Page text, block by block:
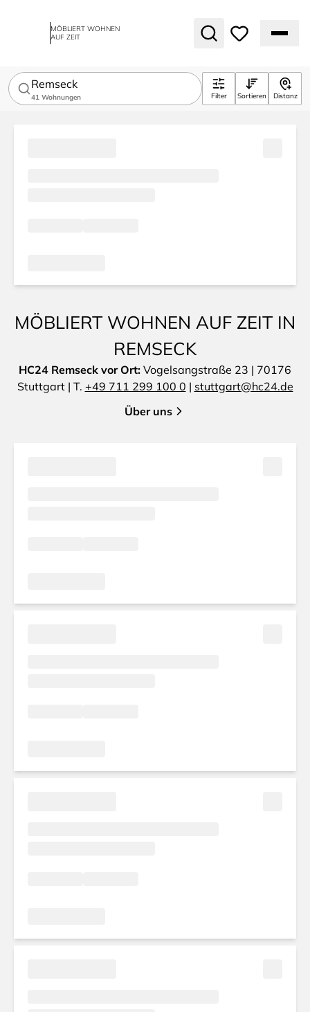
MÖBLIERT WOHNEN
AUF ZEIT
Remseck
41 Wohnungen Filter Sortieren Distanz
MÖBLIERT WOHNEN AUF ZEIT IN
REMSECK
HC24 Remseck vor Ort: Vogelsangstraße 23 | 70176
Stuttgart | T. +49 711 299 100 0 | stuttgart@hc24.de
Über uns